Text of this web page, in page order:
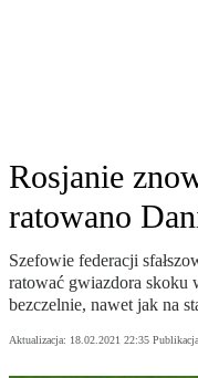
Rosjanie
ratowano
Szefowie federacji
ratować gwiazdora skoku
bezczelnie, nawet jak na
Aktualizacja: 18.02.2021 22:35